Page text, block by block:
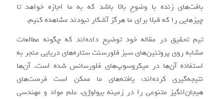
بافت‌های زنده با وضوح بالا باشد که به ما اجازه خواهد تا
چیزهایی را که قبلا برای ما هرگز آشکار نبودند مشاهده کنیم.
تیم تحقیق در مقاله خود توضیح داده‌اند که چگونه مطالعات
مشابه روی پروتئین‌های سبز فلورسنت ستاره‌های دریایی منجر به
استفاده آن‌ها در میکروسوپ‌های فلورسانس شده است. آن‌ها
نتیجه‌گیری کرده‌اند: یافته‌های ما ممکن است فرصت‌های
هیجان‌انگیز متنوعی را در زمینه بیولوژی، علم مواد و مهندسی